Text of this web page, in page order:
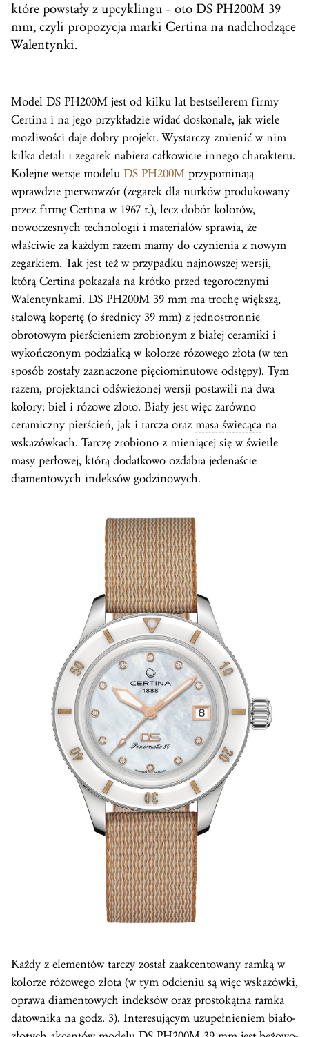
które powstały z upcyklingu – oto DS PH200M 39
mm, czyli propozycja marki Certina na nadchodzące
Walentynki.
Model DS PH200M jest od kilku lat bestsellerem firmy
Certina i na jego przykładzie widać doskonale, jak wiele
możliwości daje dobry projekt. Wystarczy zmienić w nim
kilka detali i zegarek nabiera całkowicie innego charakteru.
Kolejne wersje modelu DS PH200M przypominają
wprawdzie pierwowzór (zegarek dla nurków produkowany
przez firmę Certina w 1967 r.), lecz dobór kolorów,
nowoczesnych technologii i materiałów sprawia, że
właściwie za każdym razem mamy do czynienia z nowym
zegarkiem. Tak jest też w przypadku najnowszej wersji,
którą Certina pokazała na krótko przed tegorocznymi
Walentynkami. DS PH200M 39 mm ma trochę większą,
stalową kopertę (o średnicy 39 mm) z jednostronnie
obrotowym pierścieniem zrobionym z białej ceramiki i
wykończonym podziałką w kolorze różowego złota (w ten
sposób zostały zaznaczone pięciominutowe odstępy). Tym
razem, projektanci odświeżonej wersji postawili na dwa
kolory: biel i różowe złoto. Biały jest więc zarówno
ceramiczny pierścień, jak i tarcza oraz masa świecąca na
wskazówkach. Tarczę zrobiono z mieniącej się w świetle
masy perłowej, którą dodatkowo ozdabia jedenaście
diamentowych indeksów godzinowych.
Każdy z elementów tarczy został zaakcentowany ramką w
kolorze różowego złota (w tym odcieniu są więc wskazówki,
oprawa diamentowych indeksów oraz prostokątna ramka
datownika na godz. 3). Interesującym uzupełnieniem biało-